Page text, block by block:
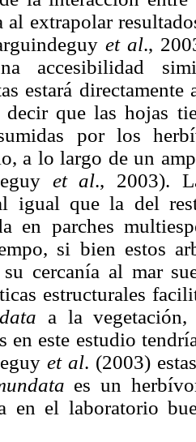
al extrapolar
et al.,
accesibilidad
estará
decir que las hojas
por los
a lo largo de un
et al., 2003).
igual que la del
en parches
si bien estos
cercanía al mar
estructurales
a la
en este estudio
et al. (2003)
es un
en el laboratorio